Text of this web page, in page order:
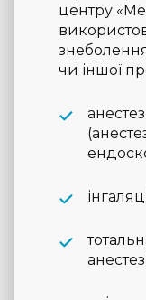
центру
чи іншої